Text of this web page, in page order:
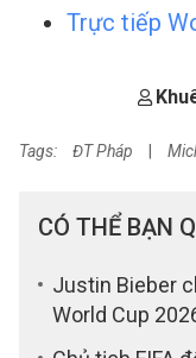
Trực tiếp
Tags: ĐT Pháp
CÓ THỂ BẠN
Justin Bieber
World Cup